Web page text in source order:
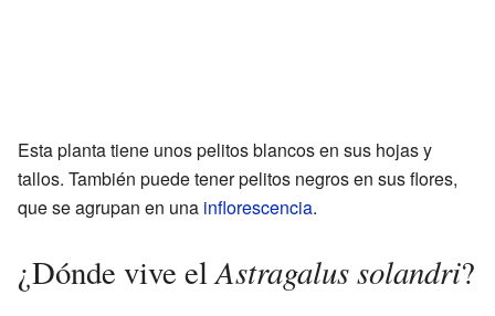
Esta planta tiene unos pelitos blancos en sus hojas y
tallos. También puede tener pelitos negros en sus flores,
que se agrupan en una inflorescencia.
¿Dónde vive elAstragalus solandri?